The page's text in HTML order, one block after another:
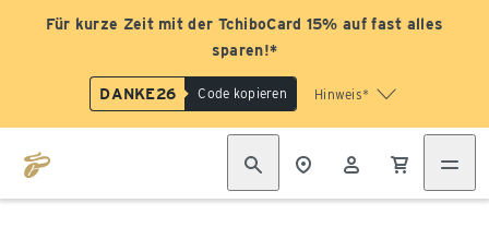
Für kurze Zeit mit der TchiboCard 15% auf fast alles
sparen!*
DANKE26 Code kopieren Hinweis*